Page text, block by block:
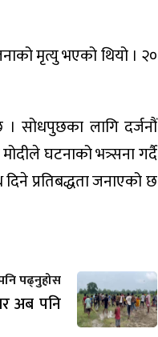
मृत्यु भएको थियो । २०
सोधपुछका लागि दर्जनौं
घटनाको भत्र्सना गर्दै
प्रतिबद्धता जनाएको छ
पढ्नुहोस
अब पनि